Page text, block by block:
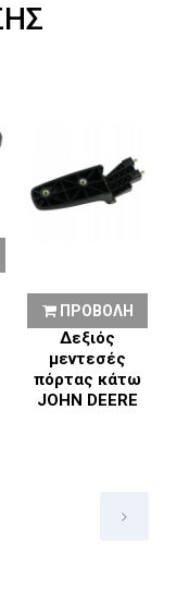
ΠΡΟΒΟΛΗ
Δεξιός
μεντεσές
πόρτας κάτω
JOHN DEERE